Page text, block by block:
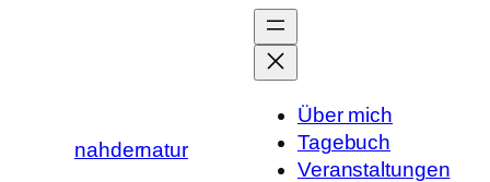
nahdernatur
Über mich
Tagebuch
Veranstaltungen